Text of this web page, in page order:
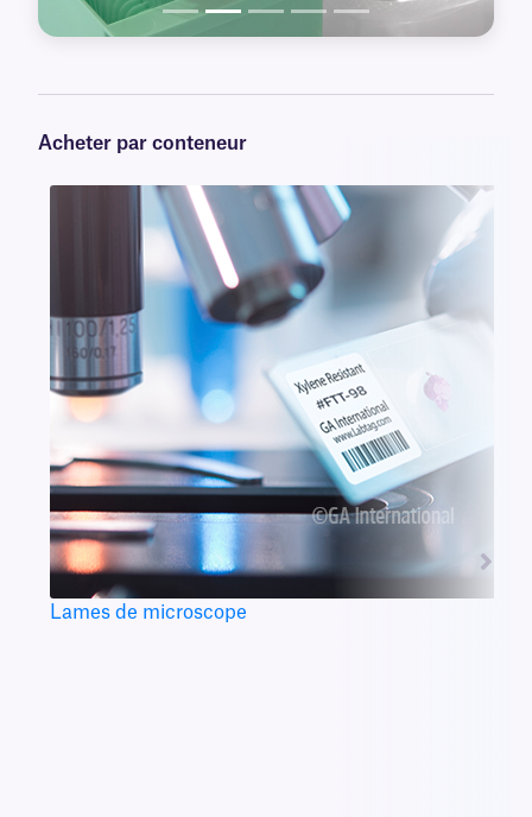
Acheter par conteneur
Lames de microscope